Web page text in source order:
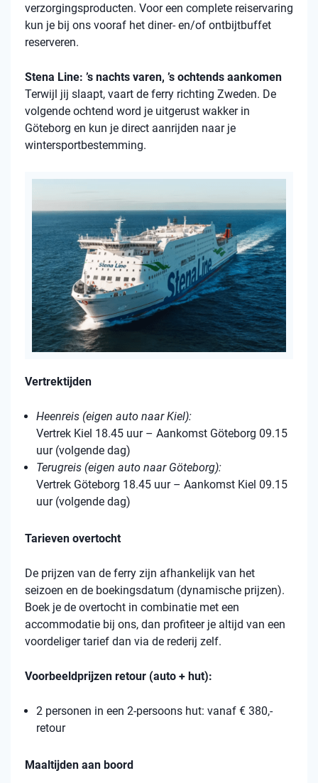
verzorgingsproducten. Voor een complete reiservaring
kun je bij ons vooraf het diner- en/of ontbijtbuffet
reserveren.
Stena Line: ’s nachts varen, ’s ochtends aankomen
Terwijl jij slaapt, vaart de ferry richting Zweden. De
volgende ochtend word je uitgerust wakker in
Göteborg en kun je direct aanrijden naar je
wintersportbestemming.
Vertrektijden
Heenreis (eigen auto naar Kiel):
Vertrek Kiel 18.45 uur – Aankomst Göteborg 09.15
uur (volgende dag)
Terugreis (eigen auto naar Göteborg):
Vertrek Göteborg 18.45 uur – Aankomst Kiel 09.15
uur (volgende dag)
Tarieven overtocht
De prijzen van de ferry zijn afhankelijk van het
seizoen en de boekingsdatum (dynamische prijzen).
Boek je de overtocht in combinatie met een
accommodatie bij ons, dan profiteer je altijd van een
voordeliger tarief dan via de rederij zelf.
Voorbeeldprijzen retour (auto + hut):
2 personen in een 2-persoons hut: vanaf € 380,-
retour
Maaltijden aan boord